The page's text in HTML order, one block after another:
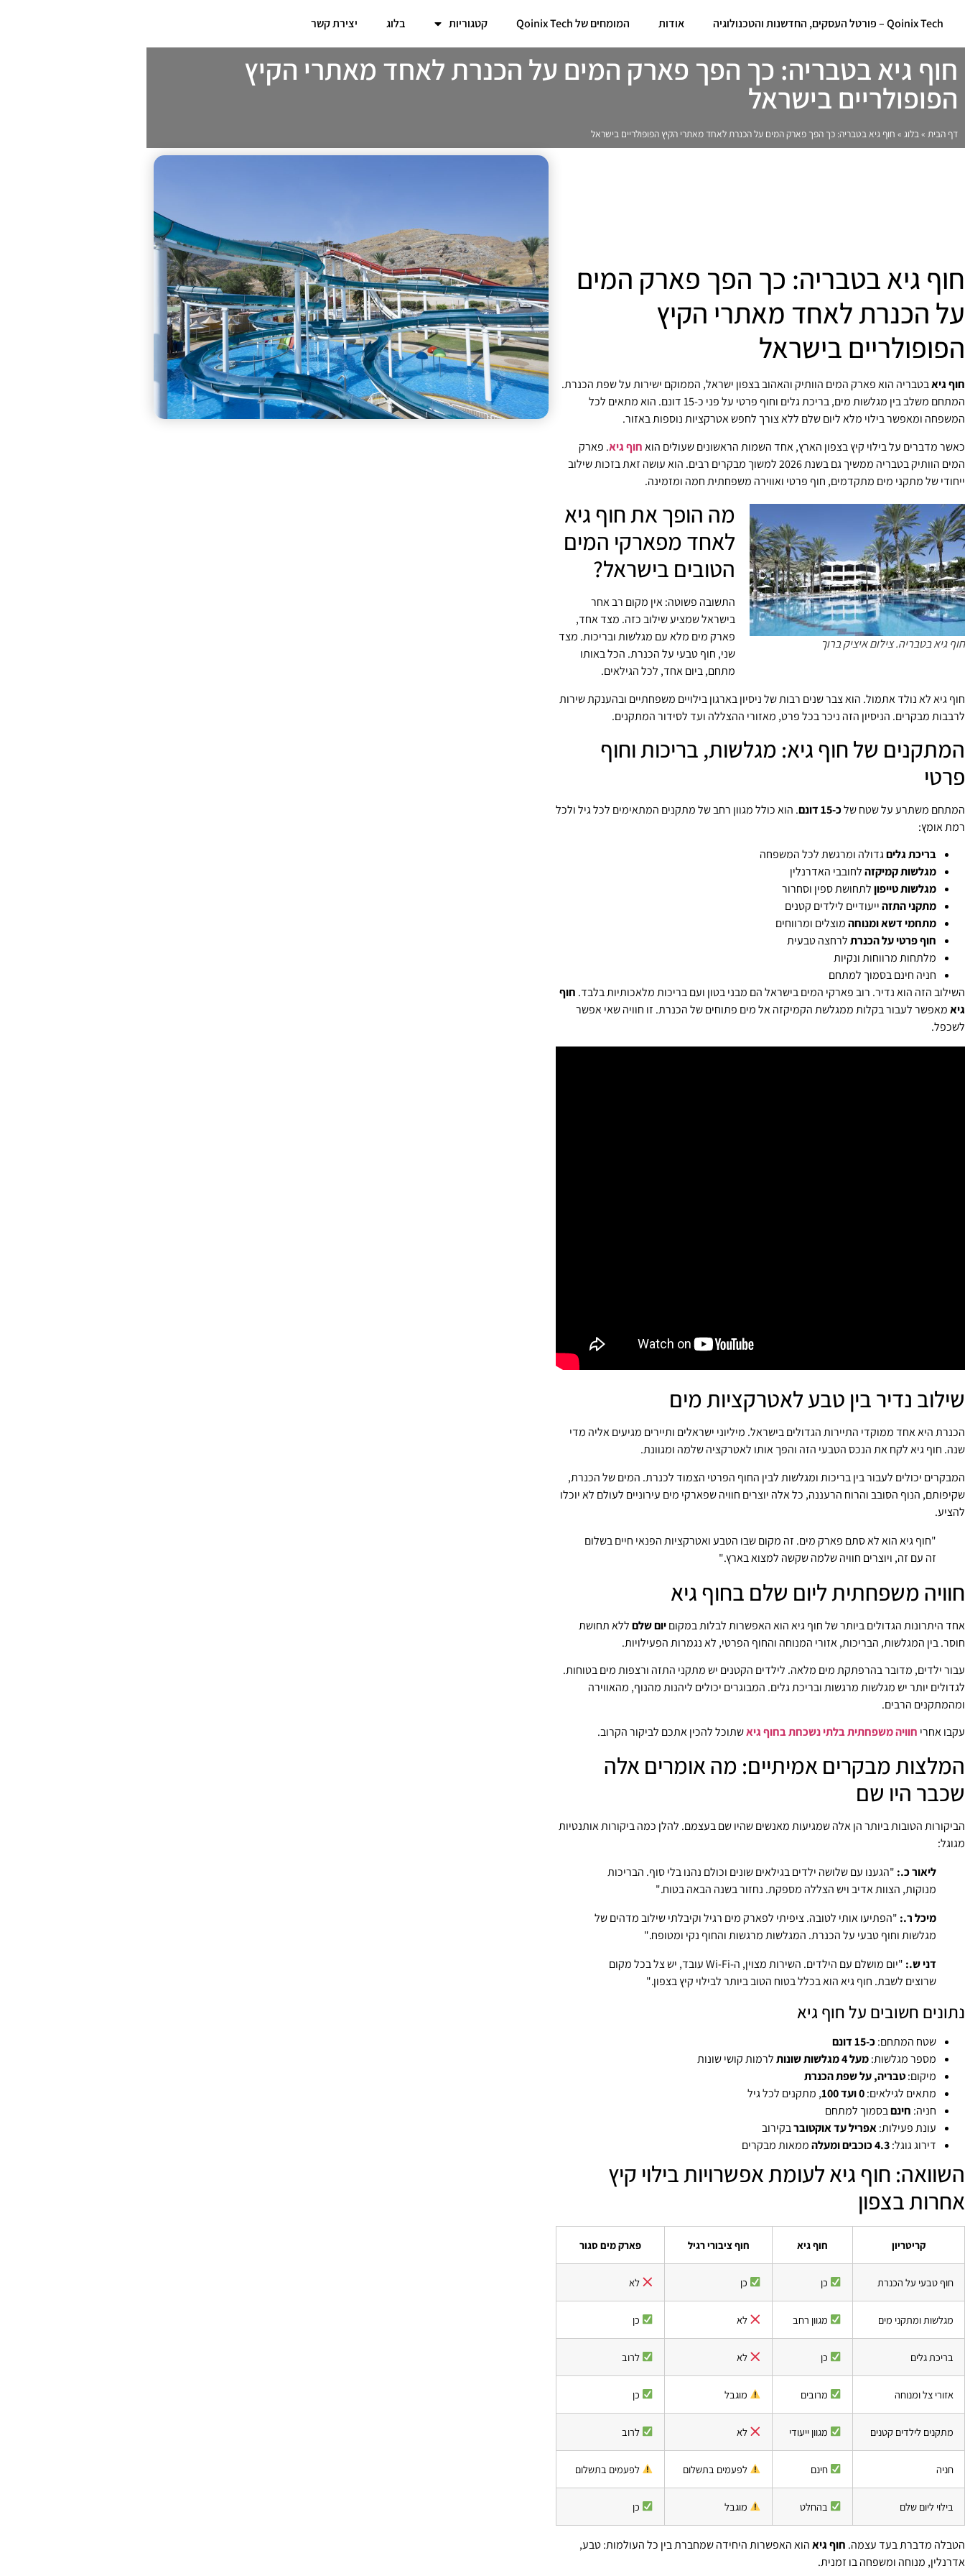
Qoinix Tech – פורטל העסקים, החדשנות והטכנולוגיה אודות המומחים של Qoinix Tech קטגוריות בלוג יצירת קשר
חוף גיא בטבריה: כך הפך פארק המים על הכנרת לאחד מאתרי הקיץ
הפופולריים בישראל
דף הבית »בלוג » חוף גיא בטבריה: כך הפך פארק המים על הכנרת לאחד מאתרי הקיץ הפופולריים בישראל
חוף גיא בטבריה: כך הפך פארק המים
על הכנרת לאחד מאתרי הקיץ
הפופולריים בישראל
חוף גיאבטבריה הוא פארק המים הוותיק והאהוב בצפון ישראל, הממוקם ישירות על שפת הכנרת.
המתחם משלב בין מגלשות מים, בריכת גלים וחוף פרטי על פני כ-15 דונם. הוא מתאים לכל
המשפחה ומאפשר בילוי מלא ליום שלם ללא צורך לחפש אטרקציות נוספות באזור.
כאשר מדברים על בילוי קיץ בצפון הארץ, אחד השמות הראשונים שעולים הואחוף גיא. פארק
המים הוותיק בטבריה ממשיך גם בשנת 2026 למשוך מבקרים רבים. הוא עושה זאת בזכות שילוב
ייחודי של מתקני מים מתקדמים, חוף פרטי ואווירה משפחתית חמה ומזמינה.
חוף גיא בטבריה. צילום איציק ברוך
מה הופך את חוף גיא
לאחד מפארקי המים
הטובים בישראל?
התשובה פשוטה: אין מקום רב אחר
בישראל שמציע שילוב כזה. מצד אחד,
פארק מים מלא עם מגלשות ובריכות. מצד
שני, חוף טבעי על הכנרת. הכל באותו
מתחם, ביום אחד, לכל הגילאים.
חוף גיא לא נולד אתמול. הוא צבר שנים רבות של ניסיון בארגון בילויים משפחתיים ובהענקת שירות
לרבבות מבקרים. הניסיון הזה ניכר בכל פרט, מאזורי ההצללה ועד לסידור המתקנים.
המתקנים של חוף גיא: מגלשות, בריכות וחוף
פרטי
המתחם משתרע על שטח שלכ-15 דונם
. הוא כולל מגוון רחב של מתקנים המתאימים לכל גיל ולכל
רמת אומץ:
בריכת גליםגדולה ומרגשת לכל המשפחה
מגלשות קמיקזהלחובבי האדרנלין
מגלשות טייפוןלתחושת ספין וסחרור
מתקני התזהייעודיים לילדים קטנים
מתחמי דשא ומנוחהמוצלים ומרווחים
חוף פרטי על הכנרתלרחצה טבעית
מלתחות מרווחות ונקיות
חניה חינם בסמוך למתחם
השילוב הזה הוא נדיר. רוב פארקי המים בישראל הם מבני בטון ועם בריכות מלאכותיות בלבד. חוף
גיאמאפשר לעבור בקלות ממגלשת הקמיקזה אל מים פתוחים של הכנרת. זו חוויה שאי אפשר
לשכפל.
שילוב נדיר בין טבע לאטרקציות מים
הכנרת היא אחד ממוקדי התיירות הגדולים בישראל. מיליוני ישראלים ותיירים מגיעים אליה מדי
שנה. חוף גיא לקח את הנכס הטבעי הזה והפך אותו לאטרקציה שלמה ומגוונת.
המבקרים יכולים לעבור בין בריכות ומגלשות לבין החוף הפרטי הצמוד לכנרת. המים של הכנרת,
שקיפותם, הנוף הסובב והרוח הרעננה, כל אלה יוצרים חוויה שפארקי מים עירוניים לעולם לא יוכלו
להציע.
"חוף גיא הוא לא סתם פארק מים. זה מקום שבו הטבע ואטרקציות הפנאי חיים בשלום
זה עם זה, ויוצרים חוויה שלמה שקשה למצוא בארץ."
חוויה משפחתית ליום שלם בחוף גיא
אחד היתרונות הגדולים ביותר של חוף גיא הוא האפשרות לבלות במקוםיום שלםללא תחושת
חוסר. בין המגלשות, הבריכות, אזורי המנוחה והחוף הפרטי, לא נגמרות הפעילויות.
עבור ילדים, מדובר בהרפתקת מים מלאה. לילדים הקטנים יש מתקני התזה ורצפות מים בטוחות.
לגדולים יותר יש מגלשות מרגשות ובריכת גלים. המבוגרים יכולים ליהנות מהנוף, מהאווירה
ומהמתקנים הרבים.
עקבו אחרי חוויה משפחתית בלתי נשכחת בחוף גיאשתוכל להכין אתכם לביקור הקרוב.
המלצות מבקרים אמיתיים: מה אומרים אלה
שכבר היו שם
הביקורות הטובות ביותר הן אלה שמגיעות מאנשים שהיו שם בעצמם. להלן כמה ביקורות אותנטיות
מגוגל:
ליאור כ.: "הגענו עם שלושה ילדים בגילאים שונים וכולם נהנו בלי סוף. הבריכות
מנוקות, הצוות אדיב ויש הצללה מספקת. נחזור בשנה הבאה בטוח."
מיכל ר.: "הפתיעו אותי לטובה. ציפיתי לפארק מים רגיל וקיבלתי שילוב מדהים של
מגלשות וחוף טבעי על הכנרת. המגלשות מרגשות והחוף נקי ומטופח."
דני ש.:
"יום מושלם עם הילדים. השירות מצוין, ה-Wi-Fi עובד, יש צל בכל מקום
שרוצים לשבת. חוף גיא הוא בכלל בטוח הטוב ביותר לבילוי קיץ בצפון."
נתונים חשובים על חוף גיא
שטח המתחם:כ-15 דונם
מספר מגלשות:מעל 4 מגלשות שונות
לרמות קושי שונות
מיקום:טבריה, על שפת הכנרת
מתאים לגילאים:0 ועד 100
, מתקנים לכל גיל
חניה: חינםבסמוך למתחם
עונת פעילות:אפריל עד אוקטוברבקירוב
דירוג גוגל:4.3 כוכבים ומעלה ממאות מבקרים
השוואה: חוף גיא לעומת אפשרויות בילוי קיץ
אחרות בצפון
קריטריון חוף גיא חוף ציבורי רגיל פארק מים סגור
חוף טבעי על הכנרת כן כן לא
מגלשות ומתקני מים מגוון רחב לא כן
בריכת גלים כן לא לרוב
אזורי צל ומנוחה מרובים מוגבל כן
מתקנים לילדים קטנים מגוון ייעודי לא לרוב
חניה חינם לפעמים בתשלום לפעמים בתשלום
בילוי ליום שלם בהחלט מוגבל כן
הטבלה מדברת בעד עצמה. חוף גיאהוא האפשרות היחידה שמחברת בין כל העולמות: טבע,
אדרנלין, מנוחה ומשפחה בו זמנית.